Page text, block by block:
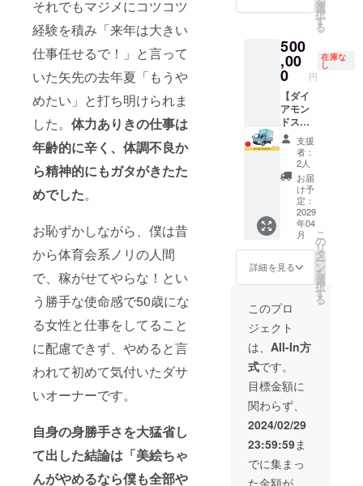
それでもマジメにコツコツ
経験を積み「来年は大きい
仕事任せるで！」と言って
いた矢先の去年夏「もうや
めたい」と打ち明けられま
した。 体力ありきの仕事は
年齢的に辛く、体調不良か
ら精神的にもガタがきたた
めでした。
お恥ずかしながら、僕は昔
から体育会系ノリの人間
で、稼がせてやらな！とい
う勝手な使命感で50歳にな
る女性と仕事をしてること
に配慮できず、やめると言
われて初めて気付いたダサ
いオーナーです。
自身の身勝手さを大猛省し
て出した結論は「美絵ちゃ
んがやめるなら僕も全部や
島字町
内
-355-
8335 熊
本いき
なり団
子 名
称：い
も団子
原材料
名：≪
白≫さ
つま芋
(九州
産)、小
麦粉 小
豆あん
(砂糖、
小豆、
還元麦
芽糖水
飴、食
塩)、も
ち粉、
砂糖、
食塩、
紫さつ
ま芋(九
州産)、
小麦
粉、紫
芋あん
(生あ
ん、砂
糖、≪
紫≫さ
つまい
賞味期
パッ
ケージ
に記載
保存方
法：直
射日
光、高
温多湿
を避け
て常温
で保存
してく
ださ
い。 販
売者：
(株)デイ
トゥラ
イフ 大
阪府 大
阪市北
区西天
満3-13-
20 AS
ビル2F
製造所:
(株)オー
ルハー
ツ・カ
ンパ
ニー三
島平田
屋工場
静岡県
三島市
平成台7
糖／グ
ン、乳
化剤、
膨張
剤、酢
酸Na、
メタリ
ン酸
Na、香
料、乳
酸Ca、
カロチ
ノイド
色素、
(一部に
乳成
分・小
麦・
豆を含
む) 内容
賞味期
限：
パッ
ケージ
に記載
保存方
法：直
射日
光、高
温多湿
を避け
て常温
で保存
してく
時、18-
時） ＝
食品表
示＝ 品
名：日
進堂ず
んだ餅
名称：
和生菓
子 原材
料名：
餅粉、
砂糖、
枝豆、
餅米(国
産)、生
餡、食
天／ト
レハ
ス、酵
素、ク
チナシ
色素、
乳化
剤、ソ
ルビン
酸カリ
ウム、
ソルビ
トー
ル、メ
タリン
酸
い。
パッ
ケージ
を必ず
ご確認
いただ
きまう
ようお
願いい
たしま
す。 ＝
食品表
示＝ 名
称：菓
子(カス
テラ) 原
材料
名：卵
(長崎県
麦粉、
ハチミ
ツ、ザ
ラメ糖
内容
量：1本
入 340g
賞味期
限：枠
に記載
保存方
法：直
の限定
チーズ
ケーキ
・ビ
アード
パパの
リング
ケーキ
２種 ※
送料込
みのお
値段で
す。 ※
仕入れ
の状況
によっ
て内容
変更の
います
のでご
了承く
ださ
い。そ
の場合
は、お
知らせ
を入れ
させて
いただ
きま
す。食
品表示
加いた
しまし
キッチ
ンカー
の運転
席左右
ドア部
分にあ
なたの
お名前
を掲載
いたし
ます。
みなさ
まのお
名前で
いっぱ
いのパ
ワーあ
ふれる
キッチ
ンカー
にした
いと
思って
いま
す。 ぜ
ひあな
たのお
名前を
ナナイ
ロに載
せて、
一緒に
各地の
出店を
選
択
す
る
500
,00
0 円
在庫な
し
【ダイ
アモン
ドスポ
ン
サー】
キッチ
ンカー
ナナイ
ロのダ
イアモ
ンドス
ポン
サーに
なれる
権利で
す。
キッチ
ンカー
のカウ
ンター
側車体
（ガル
ウィン
グ部・
車体
部）に
あなた
の会社
の企業
広告を
支援
者：
2人
お届
け予
定：
2029
年04
月
詳細を見る
こ
の
リ
タ
ー
ン
を
選
択
す
る
このプロ
ジェクト
は、 All-In方
式です。
目標金額に
関わらず、
2024/02/29
23:59:59ま
でに集まっ
た金額が